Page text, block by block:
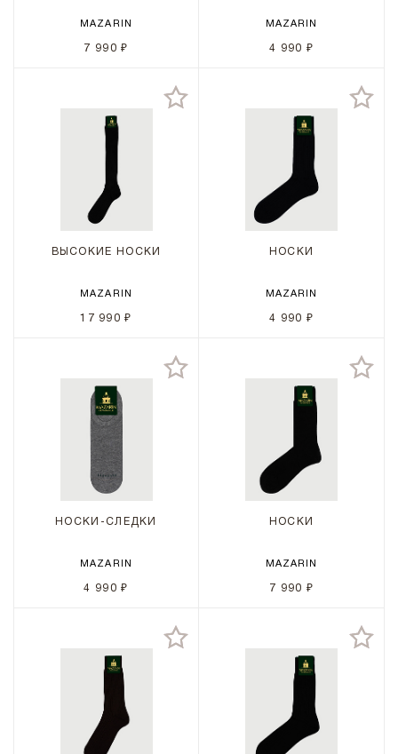
MAZARIN
7 990 ₽
MAZARIN
4 990 ₽
ВЫСОКИЕ НОСКИ
MAZARIN
17 990 ₽
НОСКИ
MAZARIN
4 990 ₽
НОСКИ-СЛЕДКИ
MAZARIN
4 990 ₽
НОСКИ
MAZARIN
7 990 ₽